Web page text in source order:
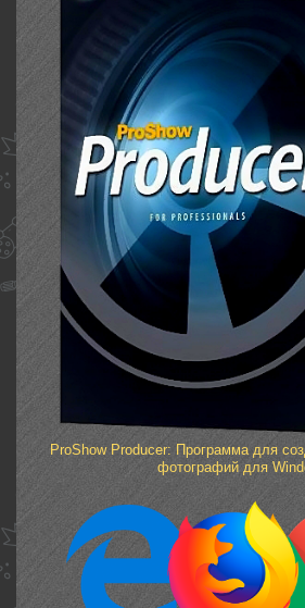
ProShow Producer: Программа для
фотографий для